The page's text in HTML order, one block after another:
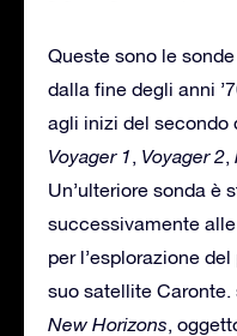
Queste sono le
dalla fine degli anni
agli inizi del secondo
Voyager 1, Voyager 2,
Un’ulteriore sonda è
successivamente
per l’esplorazione
suo satellite
New Horizons,